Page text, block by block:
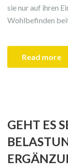
sie nur auf ihren
Wohlbefinden
Read more
GEHT ES